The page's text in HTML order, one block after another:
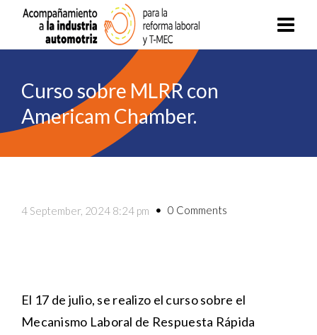
Curso sobre MLRR con
Americam Chamber.
4 September, 2024 8:24 pm 0 Comments
El 17 de julio, se realizo el curso sobre el
Mecanismo Laboral de Respuesta Rápida